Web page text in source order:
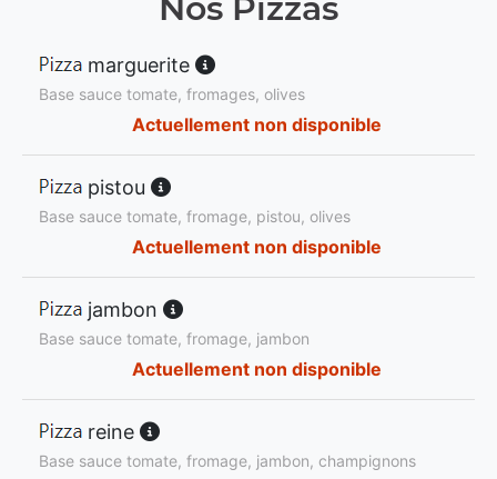
Nos Pizzas
marguerite
Base sauce tomate, fromages, olives
Actuellement non disponible
pistou
Base sauce tomate, fromage, pistou, olives
Actuellement non disponible
jambon
Base sauce tomate, fromage, jambon
Actuellement non disponible
reine
Base sauce tomate, fromage, jambon, champignons